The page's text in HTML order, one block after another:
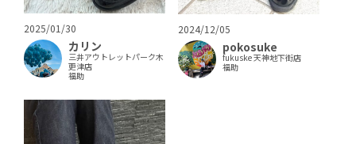
2025/01/30
カリン
三井アウトレットパーク木
更津店
福助
2024/12/05
pokosuke
fukuske 天神地下街店
福助